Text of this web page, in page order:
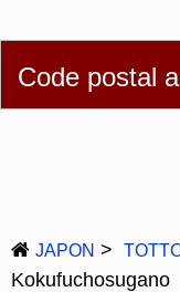
Deutsch
Code postal
JAPON
Kokufuchosugano